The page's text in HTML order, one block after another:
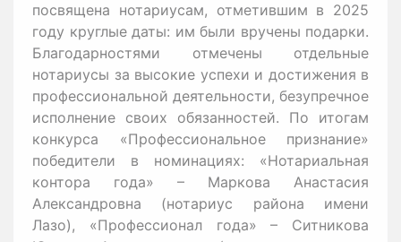
посвящена нотариусам, отметившим в 2025
году круглые даты: им были вручены подарки.
Благодарностями отмечены отдельные
нотариусы за высокие успехи и достижения в
профессиональной деятельности, безупречное
исполнение своих обязанностей. По итогам
конкурса «Профессиональное признание»
победители в номинациях: «Нотариальная
контора года» – Маркова Анастасия
Александровна (нотариус района имени
Лазо), «Профессионал года» – Ситникова